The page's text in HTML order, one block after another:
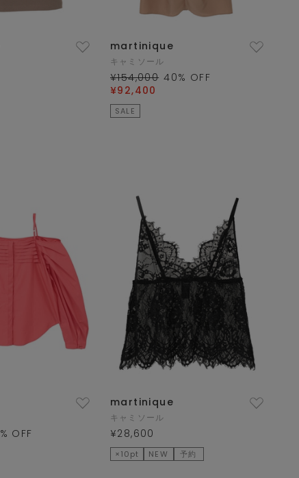
martinique
キャミソール
¥154,000 40% OFF
¥92,400
SALE
% OFF
martinique
キャミソール
¥28,600
×10pt NEW 予約